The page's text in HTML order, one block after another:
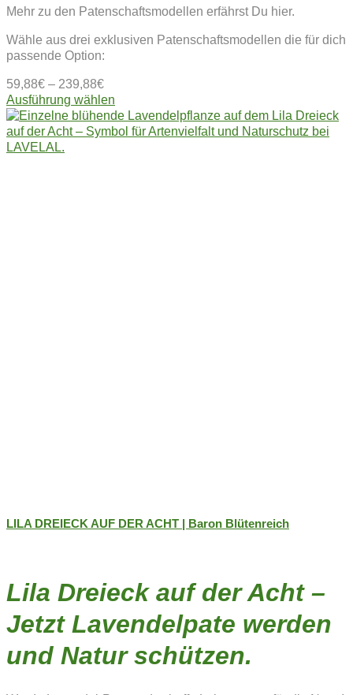
Mehr zu den Patenschaftsmodellen erfährst Du hier.
Wähle aus drei exklusiven Patenschaftsmodellen die für dich
passende Option:
59,88€ – 239,88€
Ausführung wählen
Produkt
weist
LILA DREIECK AUF DER ACHT | Baron Blütenreich
Lila Dreieck auf der Acht –
Jetzt Lavendelpate werden
und Natur schützen.